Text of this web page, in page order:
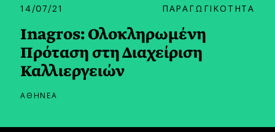
14/07/21 ΠΑΡΑΓΩΓΙΚΟΤΗΤΑ
Inagros: Ολοκληρωμένη
Πρόταση στη Διαχείριση
Καλλιεργειών
ΑΘΗΝΕΑ